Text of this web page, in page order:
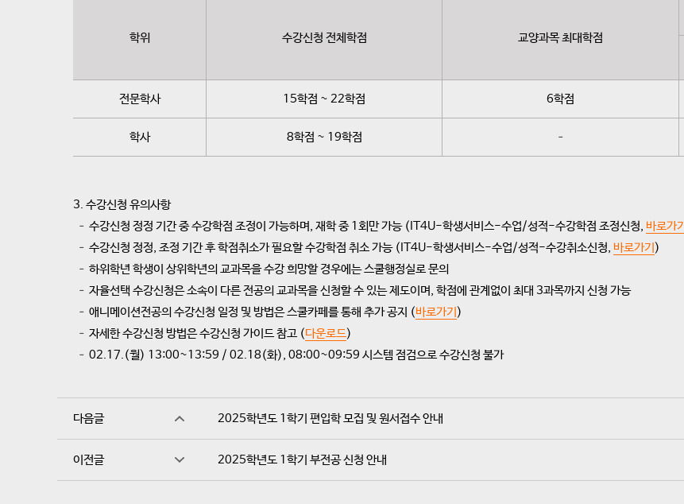
학위 수강신청 전체학점 교양과목 최대학점
전문학사 15학점 ~ 22학점 6학점
학사 8학점 ~ 19학점 –
3. 수강신청 유의사항
– 수강신청 정정 기간 중 수강학점 조정이 가능하며, 재학 중 1회만 가능 (IT4U-학생서비스-수업/성적-수강학점 조정신청, 바로가기
– 수강신청 정정, 조정 기간 후 학점취소가 필요할 수강학점 취소 가능 (IT4U-학생서비스-수업/성적-수강취소신청, 바로가기 )
– 하위학년 학생이 상위학년의 교과목을 수강 희망할 경우에는 스쿨행정실로 문의
– 자율선택 수강신청은 소속이 다른 전공의 교과목을 신청할 수 있는 제도이며, 학점에 관계없이 최대 3과목까지 신청 가능
– 애니메이션전공의 수강신청 일정 및 방법은 스쿨카페를 통해 추가 공지 (바로가기 )
– 자세한 수강신청 방법은 수강신청 가이드 참고 (다운로드)
– 02.17.(월) 13:00~13:59 / 02.18(화), 08:00~09:59 시스템 점검으로 수강신청 불가
다음글 2025학년도 1학기 편입학 모집 및 원서접수 안내
이전글 2025학년도 1학기 부전공 신청 안내